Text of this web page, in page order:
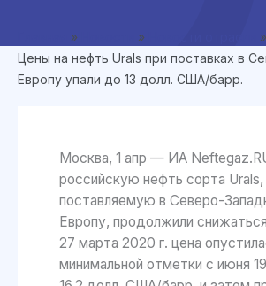
» » »
Цены на нефть Urals при поставках в
Европу упали до 13 долл. США/барр.
Москва, 1 апр — ИА
российскую нефть сорта Urals,
поставляемую в Северо-
Европу, продолжили
27 марта 2020 г. цена
минимальной отметки с июня